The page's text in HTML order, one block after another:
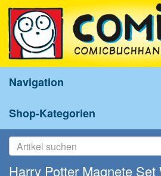
Navigation
Shop-Kategorien
Harry Potter Magnete Set